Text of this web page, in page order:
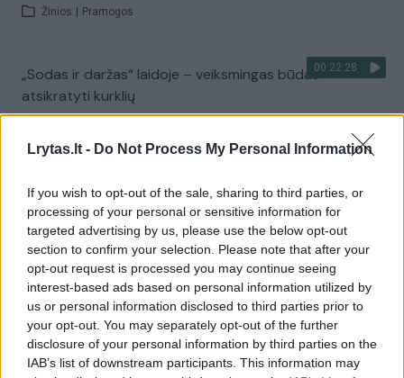
Lrytas.lt - Do Not Process My Personal Information
If you wish to opt-out of the sale, sharing to third parties, or
processing of your personal or sensitive information for
targeted advertising by us, please use the below opt-out
section to confirm your selection. Please note that after your
opt-out request is processed you may continue seeing
interest-based ads based on personal information utilized by
us or personal information disclosed to third parties prior to
your opt-out. You may separately opt-out of the further
disclosure of your personal information by third parties on the
IAB’s list of downstream participants. This information may
Žinios Pramogos
00:22:28
„Sodas ir daržas“ laidoje – veiksmingas būdas
atsikratyti kurklių
Visi įrašai
Žiūrimiausi įrašai
00:00:30
Vaizdai iš tragiškos avarijos Vilniaus r.: dviejų moterų ir
vaiko gyvybių išgelbėti nepavyko